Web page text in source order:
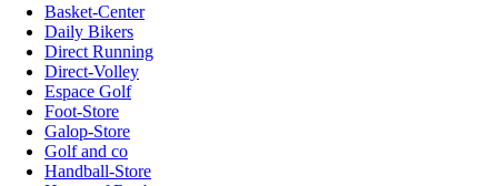
Basket-Center
Daily Bikers
Direct Running
Direct-Volley
Espace Golf
Foot-Store
Galop-Store
Golf and co
Handball-Store